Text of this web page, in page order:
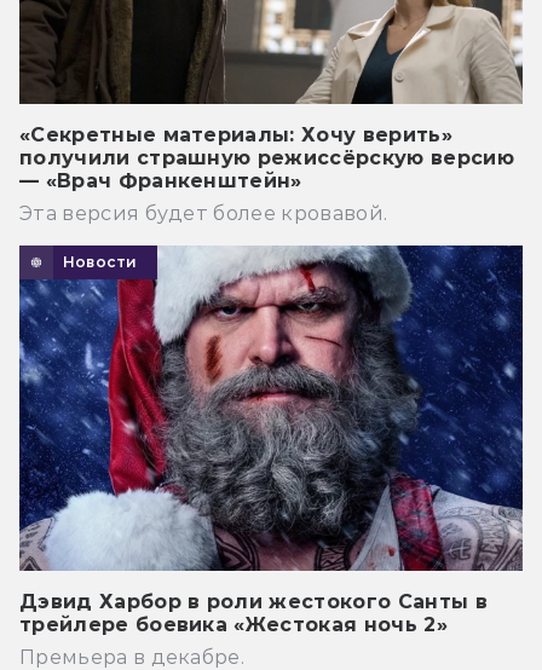
«Секретные материалы: Хочу верить»
получили страшную режиссёрскую версию
— «Врач Франкенштейн»
Эта версия будет более кровавой.
Новости
Дэвид Харбор в роли жестокого Санты в
трейлере боевика «Жестокая ночь 2»
Премьера в декабре.